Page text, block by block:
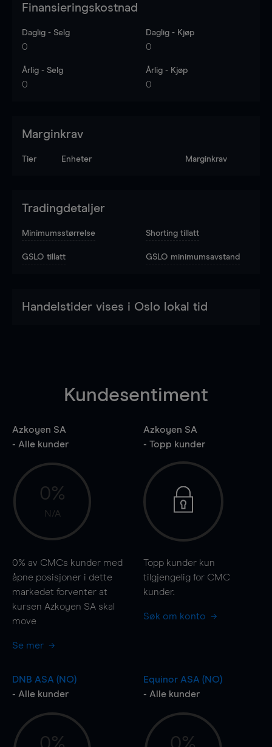
Finansieringskostnad
Daglig - Selg
0
Daglig - Kjøp
0
Årlig - Selg
0
Årlig - Kjøp
0
Marginkrav
Tier Enheter Marginkrav
Tradingdetaljer
Minimumsstørrelse Shorting tillatt
GSLO tillatt GSLO minimumsavstand
Handelstider vises i Oslo lokal tid
Kundesentiment
Azkoyen SA
- Alle kunder
0%
N/A
0% av CMCs kunder med
åpne posisjoner i dette
markedet forventer at
kursen Azkoyen SA skal
move
Se mer
Azkoyen SA
- Topp kunder
Topp kunder kun
tilgjengelig for CMC
kunder.
Søk om konto
DNB ASA (NO)
- Alle kunder
Equinor ASA (NO)
- Alle kunder